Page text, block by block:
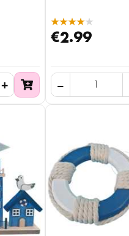
★★★★★
€2.99